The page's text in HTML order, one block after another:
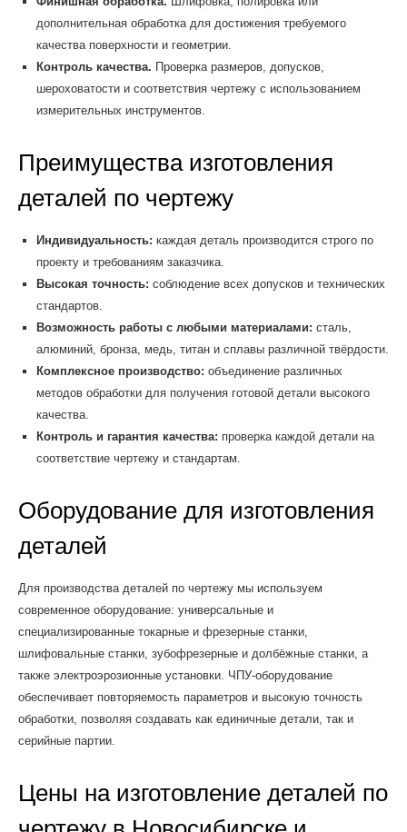
дополнительная обработка для достижения требуемого
качества поверхности и геометрии.
Контроль качества. Проверка размеров, допусков,
шероховатости и соответствия чертежу с использованием
измерительных инструментов.
Преимущества изготовления
деталей по чертежу
Индивидуальность: каждая деталь производится строго по
проекту и требованиям заказчика.
Высокая точность: соблюдение всех допусков и технических
стандартов.
Возможность работы с любыми материалами: сталь,
алюминий, бронза, медь, титан и сплавы различной твёрдости.
Комплексное производство: объединение различных
методов обработки для получения готовой детали высокого
качества.
Контроль и гарантия качества: проверка каждой детали на
соответствие чертежу и стандартам.
Оборудование для изготовления
деталей
Для производства деталей по чертежу мы используем
современное оборудование: универсальные и
специализированные токарные и фрезерные станки,
шлифовальные станки, зубофрезерные и долбёжные станки, а
также электроэрозионные установки. ЧПУ-оборудование
обеспечивает повторяемость параметров и высокую точность
обработки, позволяя создавать как единичные детали, так и
серийные партии.
Цены на изготовление деталей по